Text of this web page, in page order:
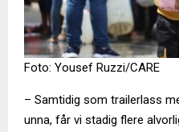
Foto: Yousef Ruzzi/CARE
– Samtidig som trailerlass
unna, får vi stadig flere